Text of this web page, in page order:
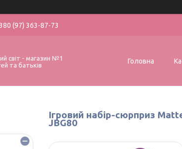
(97) 363-87-73
світ - магазин №1
та батьків
Головна
Ігровий набір-сюрприз
JBG80